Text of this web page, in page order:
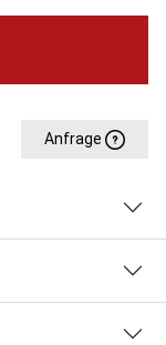
Anfrage